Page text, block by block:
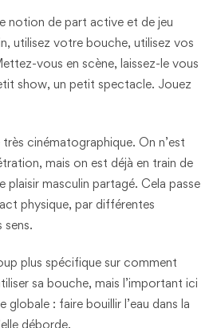
notion de part active et de jeu
utilisez votre bouche, utilisez vos
vous en scène, laissez-le vous
show, un petit spectacle. Jouez
cinématographique. On n’est
mais on est déjà en train de
plaisir masculin partagé. Cela passe
physique, par différentes
sens.
plus spécifique sur comment
sa bouche, mais l’important ici
globale : faire bouillir l’eau dans la
déborde.